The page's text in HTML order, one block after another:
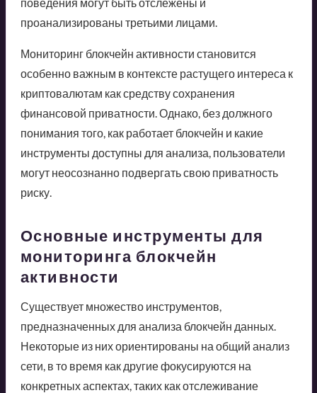
проанализированы третьими лицами.
Мониторинг блокчейн активности становится
особенно важным в контексте растущего интереса к
криптовалютам как средству сохранения
финансовой приватности. Однако, без должного
понимания того, как работает блокчейн и какие
инструменты доступны для анализа, пользователи
могут неосознанно подвергать свою приватность
риску.
Основные инструменты для
мониторинга блокчейн
активности
Существует множество инструментов,
предназначенных для анализа блокчейн данных.
Некоторые из них ориентированы на общий анализ
сети, в то время как другие фокусируются на
конкретных аспектах, таких как отслеживание